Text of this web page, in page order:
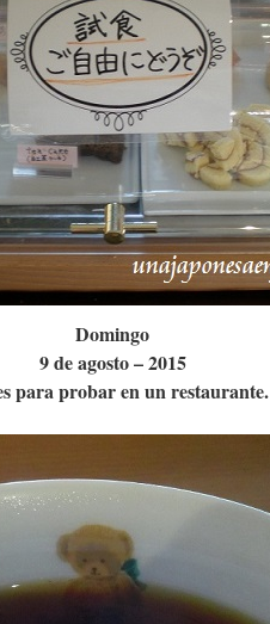
Domingo
9 de agosto – 2015
para probar en un restaurante.